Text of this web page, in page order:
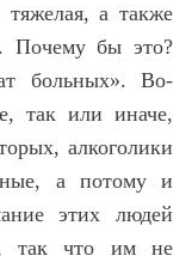
а также
Почему бы это?
больных». Во-
так или иначе,
алкоголики
а потому и
этих людей
так что им не